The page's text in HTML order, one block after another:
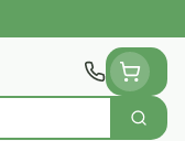
Zoek